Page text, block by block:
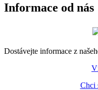
Informace od nás
Dostávejte informace z
Chci